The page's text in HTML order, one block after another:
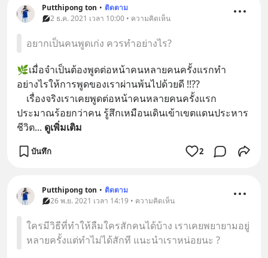
Putthipong ton • ติดตาม
2 ธ.ค. 2021 เวลา 10:00 • ความคิดเห็น
อยากเป็นคนพูดเก่ง ควรทำอย่างไร?
🌿เมื่อจำเป็นต้องพูดต่อหน้าคนหลายคนครั้งแรกทำ
อย่างไรให้การพูดของเราผ่านพ้นไปด้วยดี !!??
ประมาณร้อยกว่าคน รู้สึกเหมือนเดินเข้าเขตแดนประหาร
ชีวิต... ดูเพิ่มเติม
บันทึก 2
Putthipong ton • ติดตาม
26 พ.ย. 2021 เวลา 14:19 • ความคิดเห็น
ใครมีวิธีที่ทำให้ลืมใครสักคนได้บ้าง เราเคยพยายามอยู่
หลายครั้งแต่ทำไม่ได้สักที แนะนำเราหน่อยนะ ?